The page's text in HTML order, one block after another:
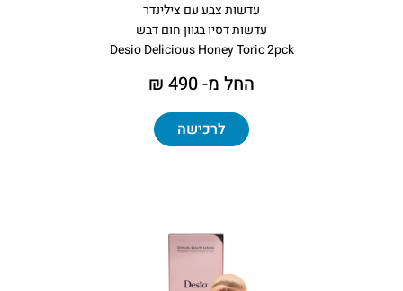
עדשות צבע עם צילינדר
עדשות דסיו בגוון חום דבש
Desio Delicious Honey Toric 2pck
החל מ- 490 ₪
לרכישה